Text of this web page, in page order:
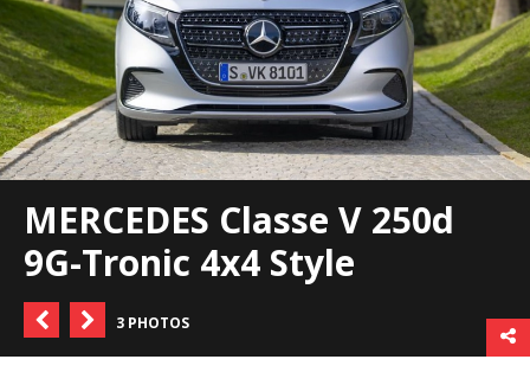
MERCEDES Classe V 250d
9G-Tronic 4x4 Style
3 PHOTOS